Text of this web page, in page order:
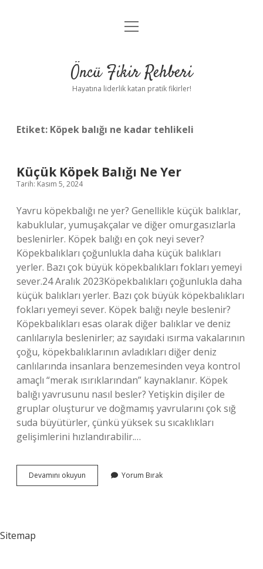
Anasayfa
Yasal Uyarı
menüyü
Öncü Fikir Rehberi
Hayatına liderlik katan pratik fikirler!
Etiket: Köpek balığı ne kadar tehlikeli
Küçük Köpek Balığı Ne Yer
Tarih: Kasım 5, 2024
Yavru köpekbalığı ne yer? Genellikle küçük balıklar,
kabuklular, yumuşakçalar ve diğer omurgasızlarla
beslenirler. Köpek balığı en çok neyi sever?
Köpekbalıkları çoğunlukla daha küçük balıkları
yerler. Bazı çok büyük köpekbalıkları fokları yemeyi
sever.24 Aralık 2023Köpekbalıkları çoğunlukla daha
küçük balıkları yerler. Bazı çok büyük köpekbalıkları
fokları yemeyi sever. Köpek balığı neyle beslenir?
Köpekbalıkları esas olarak diğer balıklar ve deniz
canlılarıyla beslenirler; az sayıdaki ısırma vakalarının
çoğu, köpekbalıklarının avladıkları diğer deniz
canlılarında insanlara benzemesinden veya kontrol
amaçlı “merak ısırıklarından” kaynaklanır. Köpek
balığı yavrusunu nasıl besler? Yetişkin dişiler de
gruplar oluşturur ve doğmamış yavrularını çok sığ
suda büyütürler, çünkü yüksek su sıcaklıkları
gelişimlerini hızlandırabilir.…
Devamını okuyun
Köpek
Yorum Bırak
Sitemap